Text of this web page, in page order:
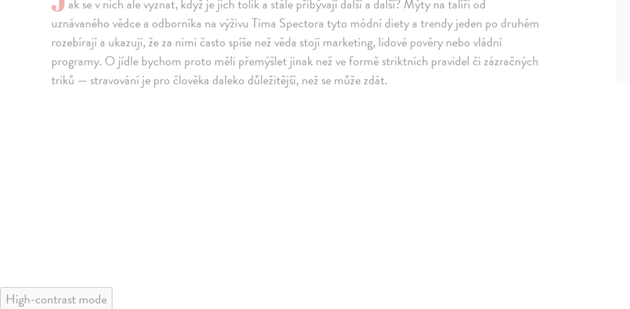
ak se v nich ale vyznat, když je jich tolik a stále přibývají další a další? Mýty na talíři od
uznávaného vědce a odborníka na výživu Tima Spectora tyto módní diety a trendy jeden po druhém
rozebírají a ukazují, že za nimi často spíše než věda stojí marketing, lidové pověry nebo vládní
programy. O jídle bychom proto měli přemýšlet jinak než ve formě striktních pravidel či zázračných
triků — stravování je pro člověka daleko důležitější, než se může zdát.
High-contrast mode